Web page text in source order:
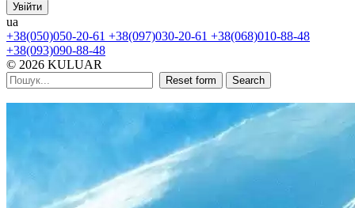
Увійти
ua
+38(050)050-20-61 +38(097)030-20-61 +38(068)010-88-48
+38(093)090-88-48
© 2026 KULUAR
Reset form Search